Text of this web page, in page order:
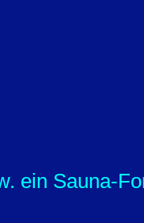
ein Sauna-